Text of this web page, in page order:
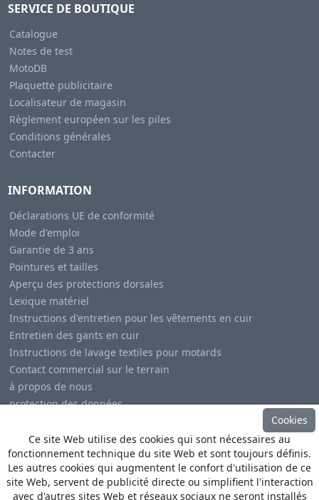
SERVICE DE BOUTIQUE
Catalogue
Notes de test
MotoDB
Plaquette publicitaire
Localisateur de magasin
Règlement européen sur les piles
Conditions générales
Contacter
INFORMATION
Déclarations UE de conformité
Mode d'emploi
Garantie de 3 ans
Pointures et tailles
Aperçu des protections dorsales
Lexique matériel
Instructions d'entretien pour les vêtements en cuir
Entretien des gants en cuir
Instructions de lavage textiles pour motards
Contact commercial sur le terrain
à propos de nous
protection des données
Cookies
Ce site Web utilise des cookies qui sont nécessaires au
fonctionnement technique du site Web et sont toujours définis.
Les autres cookies qui augmentent le confort d'utilisation de ce
site Web, servent de publicité directe ou simplifient l'interaction
avec d'autres sites Web et réseaux sociaux ne seront installés